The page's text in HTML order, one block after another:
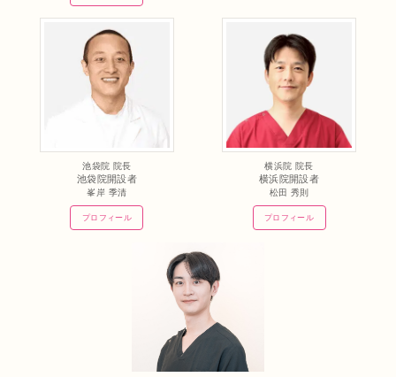
池袋院 院長
池袋院開設者
峯岸 季清
プロフィール
横浜院 院長
横浜院開設者
松田 秀則
プロフィール